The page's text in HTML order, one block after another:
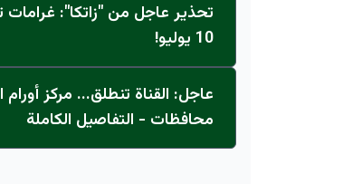
تحذير عاجل من "زاتكا": غرامات
10 يوليو!
محافظات - التفاصيل الكاملة